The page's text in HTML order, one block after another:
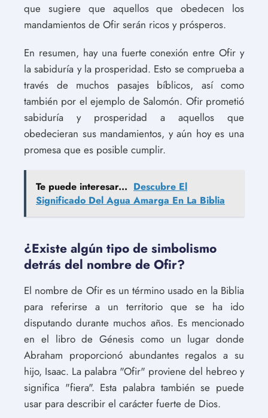
que sugiere que aquellos que obedecen los
mandamientos de Ofir serán ricos y prósperos.
En resumen, hay una fuerte conexión entre Ofir y
la sabiduría y la prosperidad. Esto se comprueba a
través de muchos pasajes bíblicos, así como
también por el ejemplo de Salomón. Ofir prometió
sabiduría y prosperidad a aquellos que
obedecieran sus mandamientos, y aún hoy es una
promesa que es posible cumplir.
Te puede interesar... Descubre El
Significado Del Agua Amarga En La Biblia
¿Existe algún tipo de simbolismo
detrás del nombre de Ofir?
El nombre de Ofir es un término usado en la Biblia
para referirse a un territorio que se ha ido
disputando durante muchos años. Es mencionado
en el libro de Génesis como un lugar donde
Abraham proporcionó abundantes regalos a su
hijo, Isaac. La palabra "Ofir" proviene del hebreo y
significa "fiera". Esta palabra también se puede
usar para describir el carácter fuerte de Dios.